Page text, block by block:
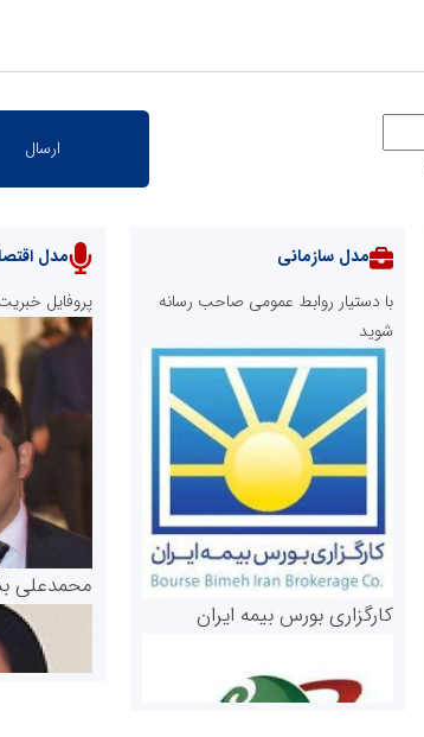
مدل سازمانی
با دستیار روابط عمومی صاحب رسانه
شوید
کارگزاری بورس بیمه ایران
مدل
پروفایل خبریت
محمدعلی